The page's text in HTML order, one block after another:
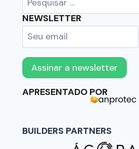
NEWSLETTER
APRESENTADO POR
BUILDERS PARTNERS